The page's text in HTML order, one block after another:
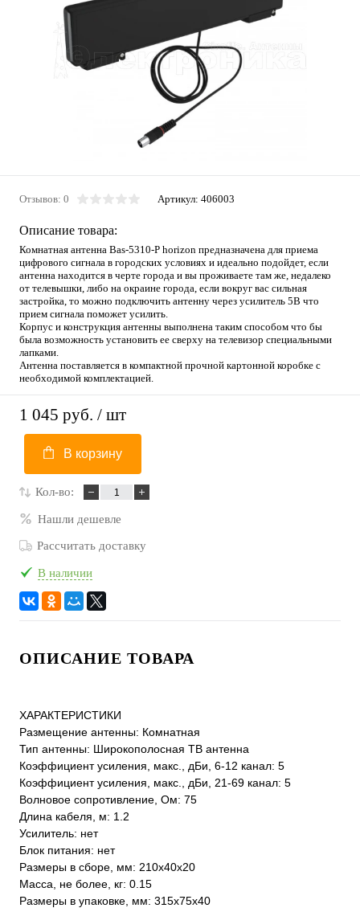
Отзывов: 0 Артикул: 406003
Описание товара:
Комнатная антенна Bas-5310-P horizon предназначена для приема
цифрового сигнала в городских условиях и идеально подойдет, если
антенна находится в черте города и вы проживаете там же, недалеко
от телевышки, либо на окраине города, если вокруг вас сильная
застройка, то можно подключить антенну через усилитель 5В что
прием сигнала поможет усилить.
Корпус и конструкция антенны выполнена таким способом что бы
была возможность установить ее сверху на телевизор специальными
лапками.
Антенна поставляется в компактной прочной картонной коробке с
необходимой комплектацией.
1 045 руб. / шт
В корзину
Кол-во:
Нашли дешевле
Рассчитать доставку
В наличии
ОПИСАНИЕ ТОВАРА
ХАРАКТЕРИСТИКИ
Размещение антенны: Комнатная
Тип антенны: Широкополосная ТВ антенна
Коэффициент усиления, макс., дБи, 6-12 канал: 5
Коэффициент усиления, макс., дБи, 21-69 канал: 5
Волновое сопротивление, Ом: 75
Длина кабеля, м: 1.2
Усилитель: нет
Блок питания: нет
Размеры в сборе, мм: 210x40x20
Масса, не более, кг: 0.15
Размеры в упаковке, мм: 315x75x40